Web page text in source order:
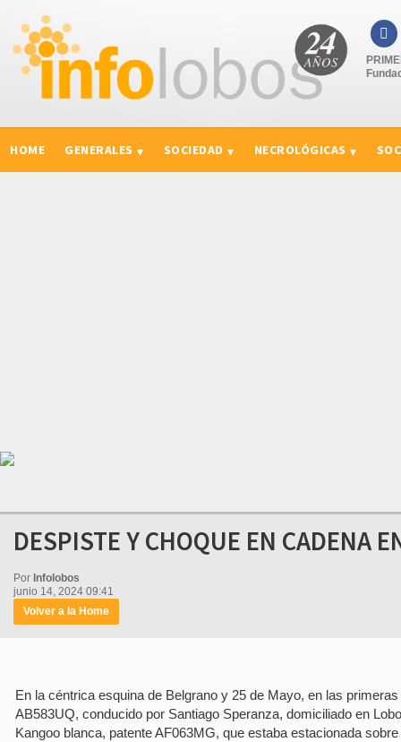

HOME GENERALES SOCIEDAD NECROLÓGICAS
DESPISTE Y CHOQUE EN CADENA
Por Infolobos
junio 14, 2024 09:41
Volver a la Home
En la céntrica esquina de Belgrano y 25 de Mayo, en las
AB583UQ, conducido por Santiago Speranza, domiciliado en
Kangoo blanca, patente AF063MG, que estaba estacionada